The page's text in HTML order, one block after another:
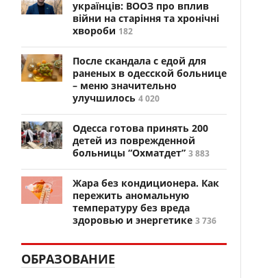
українців: ВООЗ про вплив
війни на старіння та хронічні
хвороби 182
После скандала с едой для
раненых в одесской больнице
– меню значительно
улучшилось 4 020
Одесса готова принять 200
детей из поврежденной
больницы “Охматдет” 3 883
Жара без кондиционера. Как
пережить аномальную
температуру без вреда
здоровью и энергетике 3 736
ОБРАЗОВАНИЕ